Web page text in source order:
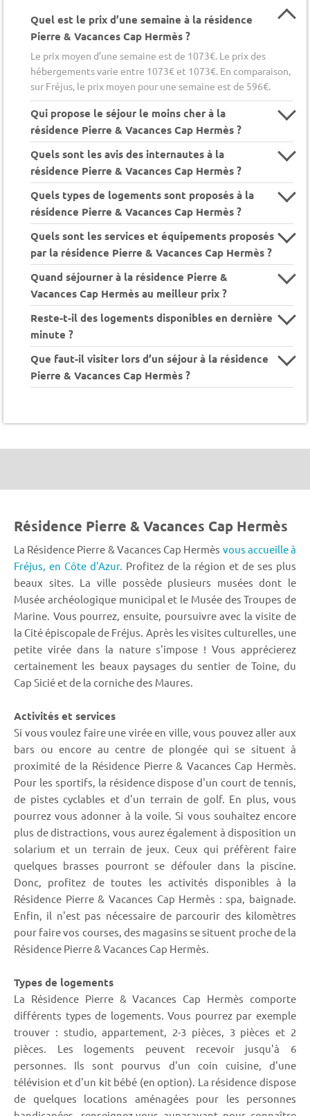
Quel est le prix d’une semaine à la résidence
Pierre & Vacances Cap Hermès ?
Le prix moyen d’une semaine est de 1073€. Le prix des
hébergements varie entre 1073€ et 1073€. En comparaison,
sur Fréjus, le prix moyen pour une semaine est de 596€.
Qui propose le séjour le moins cher à la
résidence Pierre & Vacances Cap Hermès ?
Quels sont les avis des internautes à la
résidence Pierre & Vacances Cap Hermès ?
Quels types de logements sont proposés à la
résidence Pierre & Vacances Cap Hermès ?
Quels sont les services et équipements proposés
par la résidence Pierre & Vacances Cap Hermès ?
Quand séjourner à la résidence Pierre &
Vacances Cap Hermès au meilleur prix ?
Reste-t-il des logements disponibles en dernière
minute ?
Que faut-il visiter lors d’un séjour à la résidence
Pierre & Vacances Cap Hermès ?
Résidence Pierre & Vacances Cap Hermès
La Résidence Pierre & Vacances Cap Hermès vous accueille à
Fréjus, en Côte d'Azur. Profitez de la région et de ses plus
beaux sites. La ville possède plusieurs musées dont le
Musée archéologique municipal et le Musée des Troupes de
Marine. Vous pourrez, ensuite, poursuivre avec la visite de
la Cité épiscopale de Fréjus. Après les visites culturelles, une
petite virée dans la nature s'impose ! Vous apprécierez
certainement les beaux paysages du sentier de Toine, du
Cap Sicié et de la corniche des Maures.
Activités et services
Si vous voulez faire une virée en ville, vous pouvez aller aux
bars ou encore au centre de plongée qui se situent à
proximité de la Résidence Pierre & Vacances Cap Hermès.
Pour les sportifs, la résidence dispose d'un court de tennis,
de pistes cyclables et d'un terrain de golf. En plus, vous
pourrez vous adonner à la voile. Si vous souhaitez encore
plus de distractions, vous aurez également à disposition un
solarium et un terrain de jeux. Ceux qui préfèrent faire
quelques brasses pourront se défouler dans la piscine.
Donc, profitez de toutes les activités disponibles à la
Résidence Pierre & Vacances Cap Hermès : spa, baignade.
Enfin, il n'est pas nécessaire de parcourir des kilomètres
pour faire vos courses, des magasins se situent proche de la
Résidence Pierre & Vacances Cap Hermès.
Types de logements
La Résidence Pierre & Vacances Cap Hermès comporte
différents types de logements. Vous pourrez par exemple
trouver : studio, appartement, 2-3 pièces, 3 pièces et 2
pièces. Les logements peuvent recevoir jusqu'à 6
personnes. Ils sont pourvus d'un coin cuisine, d'une
télévision et d'un kit bébé (en option). La résidence dispose
de quelques locations aménagées pour les personnes